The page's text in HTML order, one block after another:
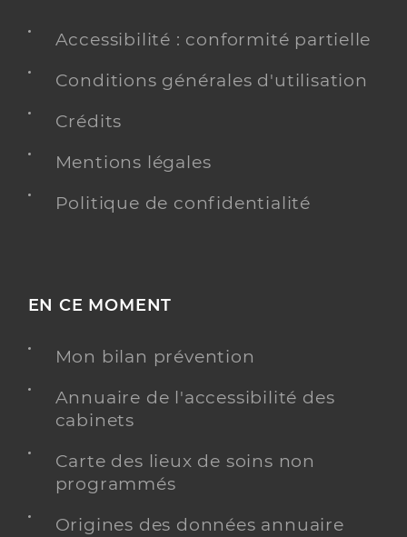
Accessibilité : conformité partielle
Conditions générales d'utilisation
Crédits
Mentions légales
Politique de confidentialité
EN CE MOMENT
Mon bilan prévention
Annuaire de l'accessibilité des
cabinets
Carte des lieux de soins non
programmés
Origines des données annuaire